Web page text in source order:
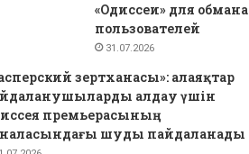
«Одиссеи» для обмана
пользователей
31.07.2026
зертханасы»: алаяқтар
алдау үшін
премьерасының
шуды пайдаланады